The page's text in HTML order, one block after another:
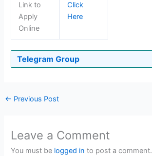
Link to
Apply
Online
Click
Here
Telegram Group
← Previous Post
Leave a Comment
You must be logged in to post a comment.